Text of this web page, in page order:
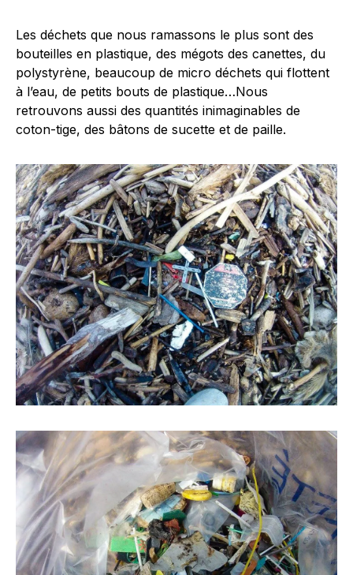
Les déchets que nous ramassons le plus sont des
bouteilles en plastique, des mégots des canettes, du
polystyrène, beaucoup de micro déchets qui flottent
à l’eau, de petits bouts de plastique…Nous
retrouvons aussi des quantités inimaginables de
coton-tige, des bâtons de sucette et de paille.